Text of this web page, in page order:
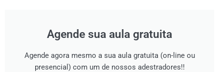
Agende sua aula gratuita
Agende agora mesmo a sua aula gratuita (on-line ou
presencial) com um de nossos adestradores!!